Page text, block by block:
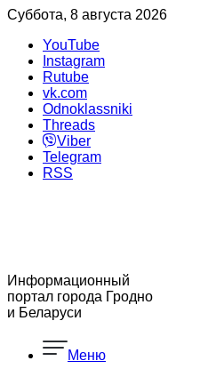
Суббота, 8 августа 2026
YouTube
Instagram
Rutube
vk.com
Odnoklassniki
Threads
Viber
Telegram
RSS
Информационный
портал города Гродно
и Беларуси
Меню